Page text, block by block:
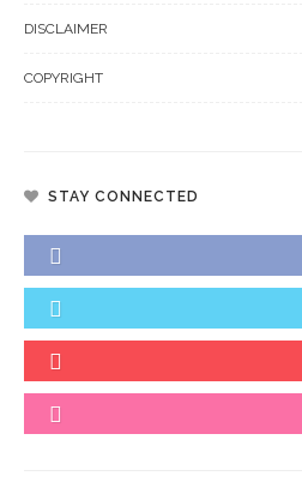
DISCLAIMER
COPYRIGHT
STAY CONNECTED